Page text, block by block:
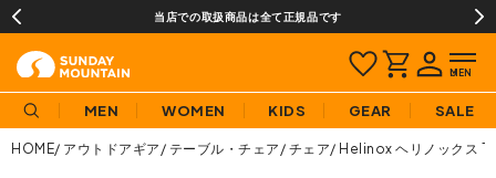
当店での取扱商品は全て正規品です
MEN WOMEN KIDS GEAR SALE
HOME アウトドアギア テーブル・チェア チェア Helinox ヘリノックス